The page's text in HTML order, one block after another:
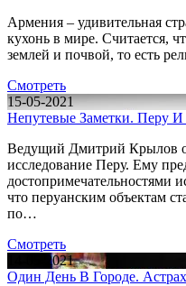
Армения – удивительная
кухонь в мире. Считается,
землей и почвой, то есть
Смотреть
15-05-2021
Непутевые Заметки. Перу
Ведущий Дмитрий Крылов
исследование Перу. Ему
достопримечательностями
что перуанским объектам
по…
Смотреть
14-05-2021
Один День В Городе.